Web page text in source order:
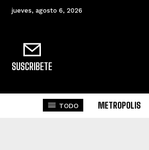
jueves, agosto 6, 2026
SUSCRIBETE
TODO METROPOLIS